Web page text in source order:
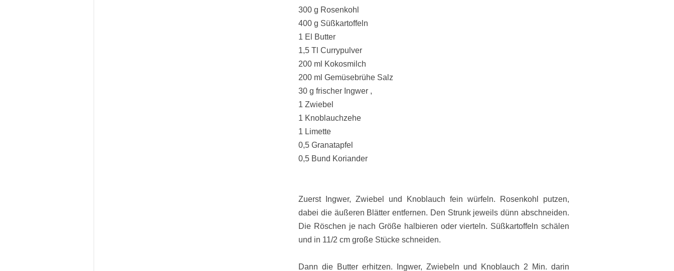
300 g Rosenkohl
400 g Süßkartoffeln
1 El Butter
1,5 Tl Currypulver
200 ml Kokosmilch
200 ml Gemüsebrühe Salz
30 g frischer Ingwer ,
1 Zwiebel
1 Knoblauchzehe
1 Limette
0,5 Granatapfel
0,5 Bund Koriander
Zuerst Ingwer, Zwiebel und Knoblauch fein würfeln. Rosenkohl putzen,
dabei die äußeren Blätter entfernen. Den Strunk jeweils dünn abschneiden.
Die Röschen je nach Größe halbieren oder vierteln. Süßkartoffeln schälen
und in 11/2 cm große Stücke schneiden.
Dann die Butter erhitzen. Ingwer, Zwiebeln und Knoblauch 2 Min. darin